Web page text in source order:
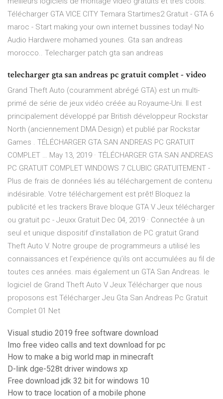
Télécharger GTA VICE CITY Temara Startimes2 Gratuit - GTA 6
maroc - Start making your own internet bussines today! No
Audio Hardwere mohamed younes. Gta san andreas
morocco.. Telecharger patch gta san andreas
telecharger gta san andreas pc gratuit complet - video
Grand Theft Auto (couramment abrégé GTA) est un multi-
primé de série de jeux vidéo créée au Royaume-Uni. Il est
principalement développé par British développeur Rockstar
North (anciennement DMA Design) et publié par Rockstar
Games . TÉLÉCHARGER GTA SAN ANDREAS PC GRATUIT
COMPLET … May 13, 2019 · TÉLÉCHARGER GTA SAN ANDREAS
PC GRATUIT COMPLET WINDOWS 7 CLUBIC GRATUITEMENT -
Plus de frais de données liés au téléchargement de contenu
indésirable. Votre téléchargement est prêt! Bloquez la
publicité et les trackers Brave bloque GTA V Jeux télécharger
ou gratuit pc - Jeuxx Gratuit Dec 04, 2019 · Connectée à un
seul et unique dispositif d’installation de PC gratuit Grand
Theft Auto V. Notre groupe de programmeurs a utilisé les
connaissances et l’expérience qu’ils ont accumulées au fil de
toutes ces années. mais également un GTA San Andreas. le
logiciel de Grand Theft Auto V Jeux Télécharger que nous
proposons est Télécharger Jeu Gta San Andreas Pc Gratuit
Complet 01 Net
Visual studio 2019 free software download
Imo free video calls and text download for pc
How to make a big world map in minecraft
D-link dge-528t driver windows xp
Free download jdk 32 bit for windows 10
How to trace location of a mobile phone